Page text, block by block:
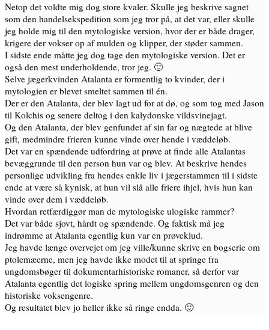
Netop det voldte mig dog store kvaler. Skulle jeg beskrive sagnet
som den handelsekspedition som jeg tror på, at det var, eller skulle
jeg holde mig til den mytologiske version, hvor der er både drager,
krigere der vokser op af mulden og klipper, der støder sammen.
I sidste ende måtte jeg dog tage den mytologiske version. Det er
også den mest underholdende, tror jeg. 🙂
Selve jægerkvinden Atalanta er formentlig to kvinder, der i
mytologien er blevet smeltet sammen til én.
Der er den Atalanta, der blev lagt ud for at dø, og som tog med Jason
til Kolchis og senere deltog i den kalydonske vildsvinejagt.
Og den Atalanta, der blev genfundet af sin far og nægtede at blive
gift, medmindre frieren kunne vinde over hende i væddeløb.
Det var en spændende udfordring at prøve at finde alle Atalantas
bevæggrunde til den person hun var og blev. At beskrive hendes
personlige udvikling fra hendes enkle liv i jægerstammen til i sidste
ende at være så kynisk, at hun vil slå alle friere ihjel, hvis hun kan
vinde over dem i væddeløb.
Hvordan retfærdiggør man de mytologiske ulogiske rammer?
Det var både sjovt, hårdt og spændende. Og faktisk må jeg
indrømme at Atalanta egentlig kun var en prøveklud.
Jeg havde længe overvejet om jeg ville/kunne skrive en bogserie om
ptolemæerne, men jeg havde ikke modet til at springe fra
ungdomsbøger til dokumentarhistoriske romaner, så derfor var
Atalanta egentlig det logiske spring mellem ungdomsgenren og den
historiske voksengenre.
Og resultatet blev jo heller ikke så ringe endda. 🙂